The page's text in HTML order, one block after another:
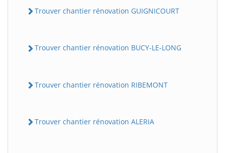
Trouver chantier rénovation GUIGNICOURT
Trouver chantier rénovation BUCY-LE-LONG
Trouver chantier rénovation RIBEMONT
Trouver chantier rénovation ALERIA